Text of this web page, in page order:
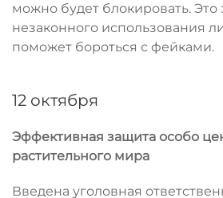
можно будет блокировать.
незаконного использования
поможет бороться с фейками.
12 октября
Эффективная защита особо
растительного мира
Введена уголовная